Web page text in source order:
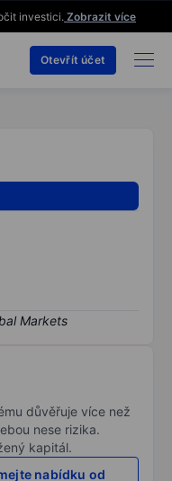
investici. Zobrazit více
Otevřít účet
důvěřuje více než
nese rizika.
kapitál.
nabídku od